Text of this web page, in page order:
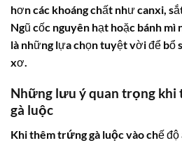
hơn các khoáng chất như canxi,
Ngũ cốc nguyên hạt hoặc bánh mì
là những lựa chọn tuyệt vời để bổ
xơ.
Những lưu ý quan trọng
gà luộc
Khi thêmtrứng gà luộcvào chế